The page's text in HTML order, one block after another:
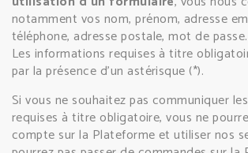
notamment vos nom, prénom, adresse
téléphone, adresse postale, mot de passe.
Les informations requises à titre
par la présence d’un astérisque (*).
Si vous ne souhaitez pas communiquer
requises à titre obligatoire, vous ne
compte sur la Plateforme et utiliser nos